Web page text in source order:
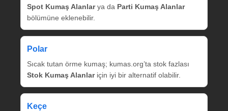
Spot Kumaş Alanlarya da Parti Kumaş Alanlar
bölümüne eklenebilir.
Polar
Sıcak tutan örme kumaş; kumas.org’ta stok fazlası
Stok Kumaş Alanlariçin iyi bir alternatif olabilir.
Keçe